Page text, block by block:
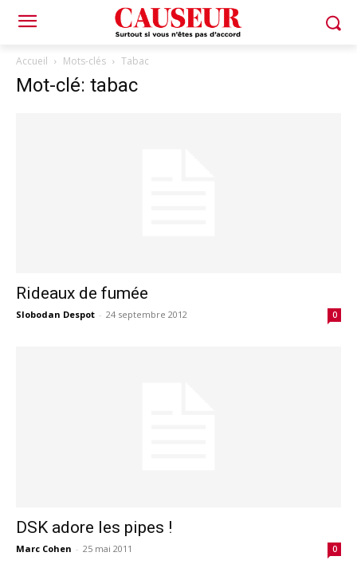
Accueil Mots-clés Tabac
Mot-clé: tabac
Rideaux de fumée
Slobodan Despot - 24 septembre 2012 0
DSK adore les pipes !
Marc Cohen - 25 mai 2011 0